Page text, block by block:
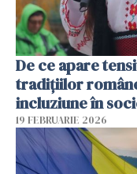
De ce apare
tradițiilor
incluziune în
19 FEBRUARIE 2026